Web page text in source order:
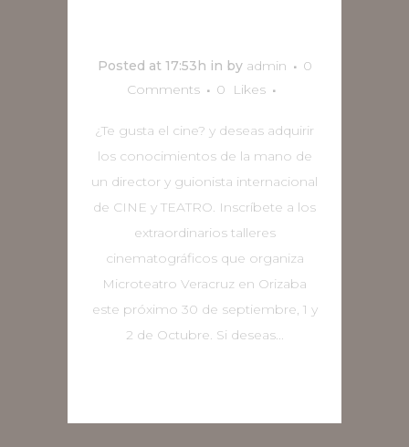
Posted at 17:53h in by admin
0
Comments
0 Likes
¿Te gusta el cine? y deseas adquirir
los conocimientos de la mano de
un director y guionista internacional
de CINE y TEATRO. Inscríbete a los
extraordinarios talleres
cinematográficos que organiza
Microteatro Veracruz en Orizaba
este próximo 30 de septiembre, 1 y
2 de Octubre. Si deseas...